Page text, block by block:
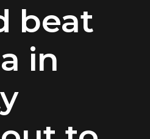
beat
in